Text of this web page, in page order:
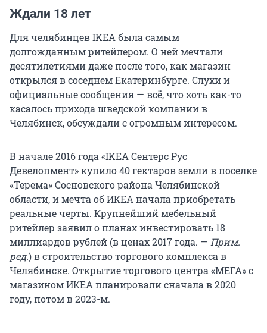
Ждали 18 лет
Для челябинцев IKEA была самым
долгожданным ритейлером. О ней мечтали
десятилетиями даже после того, как магазин
открылся в соседнем Екатеринбурге. Слухи и
официальные сообщения — всё, что хоть как-то
касалось прихода шведской компании в
Челябинск, обсуждали с огромным интересом.
В начале 2016 года «IKEA Сентерc Рус
Девелопмент» купило 40 гектаров земли в поселке
«Терема» Сосновского района Челябинской
области, и мечта об ИКЕА начала приобретать
реальные черты. Крупнейший мебельный
ритейлер заявил о планах инвестировать 18
миллиардов рублей (в ценах 2017 года. — Прим.
ред.)в строительство торгового комплекса в
Челябинске. Открытие торгового центра «МЕГА» с
магазином ИКЕА планировали сначала в 2020
году, потом в 2023-м.